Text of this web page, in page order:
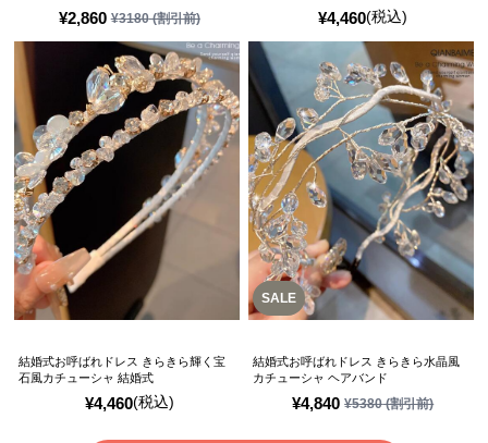
¥2,860 ¥3180(割引前) ¥4,460(税込)
¥4,460(税込)
結婚式お呼ばれドレス きらきら輝く宝
石風カチューシャ 結婚式
SALE
¥4,840 ¥5380(割引前)
結婚式お呼ばれドレス きらきら水晶風
カチューシャ ヘアバンド